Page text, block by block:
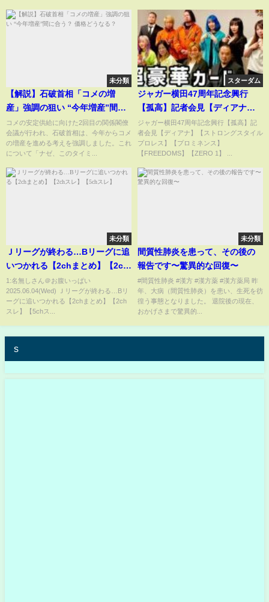
未分類
【解説】石破首相「コメの増
産」強調の狙い “今年増産”間に
合う？ 価格どうなる？
コメの安定供給に向けた2回目の関係閣僚
会議が行われ、石破首相は、今年からコメ
の増産を進める考えを強調しました。これ
について「ナゼ、このタイミ...
スターダム
ジャガー横田47周年記念興行
【孤高】記者会見【ディアナ】
【ストロングスタイルプロレ
ス】【プロミネンス】
【FREEDOMS】【ZERO 1】
は叩かせない！】
ジャガー横田47周年記念興行【孤高】記
者会見【ディアナ】【ストロングスタイル
プロレス】【プロミネンス】
【FREEDOMS】【ZERO 1】 ...
未分類
Ｊリーグが終わる…Bリーグに追
いつかれる【2chまとめ】【2ch
スレ】【5chスレ】
1:名無しさん＠お腹いっぱい
2025.06.04(Wed) Ｊリーグが終わる…Bリ
ーグに追いつかれる【2chまとめ】【2ch
スレ】【5chス...
未分類
間質性肺炎を患って、その後の
報告です〜驚異的な回復〜
#間質性肺炎 #漢方 #漢方薬 #漢方薬局 昨
年、大病（間質性肺炎）を患い、生死を彷
徨う事態となりました。 退院後の現在、
おかげさまで驚異的...
s